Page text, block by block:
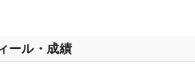
ール・成績